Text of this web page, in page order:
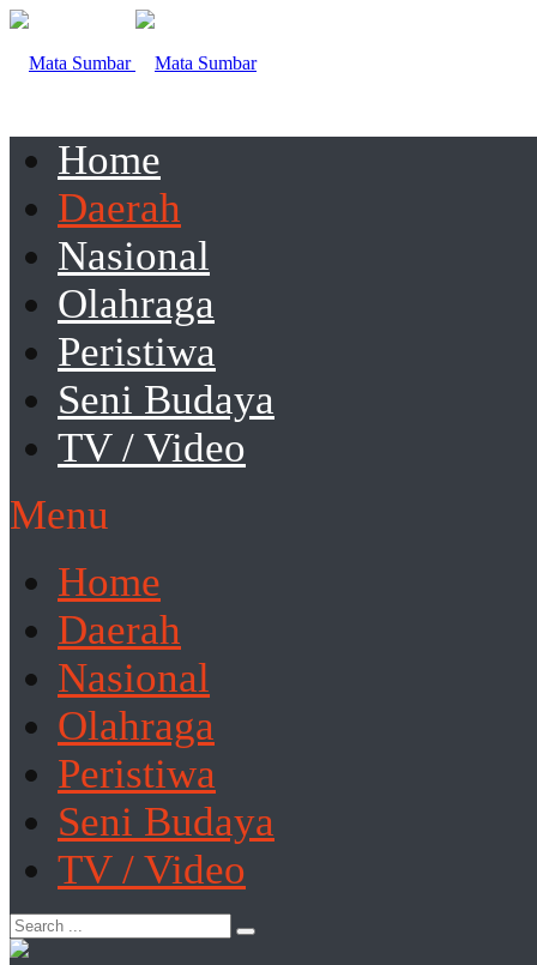
Home
Daerah
Nasional
Olahraga
Peristiwa
Seni Budaya
TV / Video
Menu
Home
Daerah
Nasional
Olahraga
Peristiwa
Seni Budaya
TV / Video